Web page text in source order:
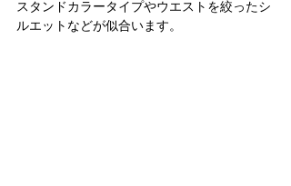
スタンドカラータイプやウエストを絞ったシ
ルエットなどが似合います。